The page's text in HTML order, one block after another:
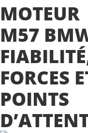
MOTEUR
M57
FORCES
POINTS